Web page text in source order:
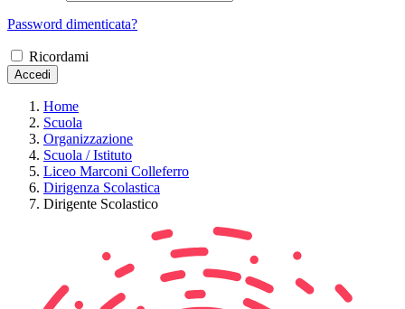
Password dimenticata?
Ricordami
Accedi
Home
Scuola
Organizzazione
Scuola / Istituto
Liceo Marconi Colleferro
Dirigenza Scolastica
Dirigente Scolastico